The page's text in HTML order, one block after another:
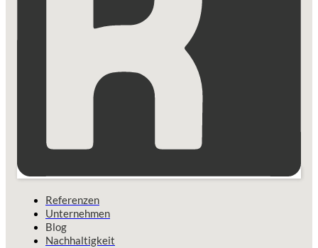
Referenzen
Unternehmen
Blog
Nachhaltigkeit